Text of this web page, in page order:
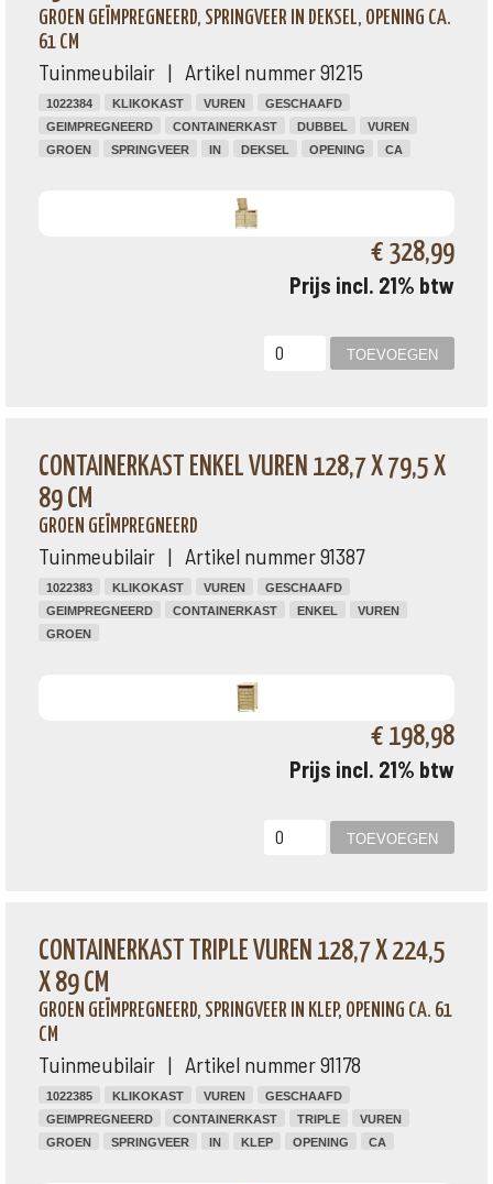
GROEN GEÏMPREGNEERD, SPRINGVEER IN DEKSEL, OPENING CA.
61 CM
Tuinmeubilair | Artikel nummer 91215
1022384 KLIKOKAST VUREN
GESCHAAFD
GEIMPREGNEERD
CONTAINERKAST DUBBEL
VUREN
GROEN
SPRINGVEER IN DEKSEL OPENING CA
€ 328,99
Prijs incl. 21% btw
CONTAINERKAST ENKEL VUREN 128,7 X 79,5 X
89 CM
GROEN GEÏMPREGNEERD
Tuinmeubilair | Artikel nummer 91387
1022383 KLIKOKAST VUREN
GESCHAAFD
GEIMPREGNEERD
CONTAINERKAST ENKEL
VUREN
GROEN
€ 198,98
Prijs incl. 21% btw
CONTAINERKAST TRIPLE VUREN 128,7 X 224,5
X 89 CM
GROEN GEÏMPREGNEERD, SPRINGVEER IN KLEP, OPENING CA. 61
CM
Tuinmeubilair | Artikel nummer 91178
1022385 KLIKOKAST VUREN
GESCHAAFD
GEIMPREGNEERD
CONTAINERKAST TRIPLE
VUREN
GROEN
SPRINGVEER IN KLEP OPENING CA